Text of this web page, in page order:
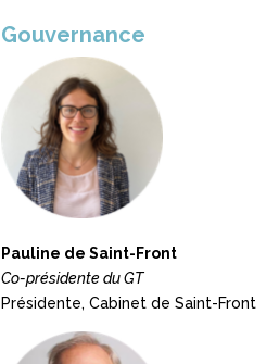
Gouvernance
Pauline de Saint-Front
Co-présidente du GT
Présidente, Cabinet de Saint-Front